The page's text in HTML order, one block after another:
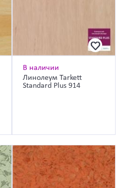
В наличии
Линолеум Tarkett
Standard Plus 914